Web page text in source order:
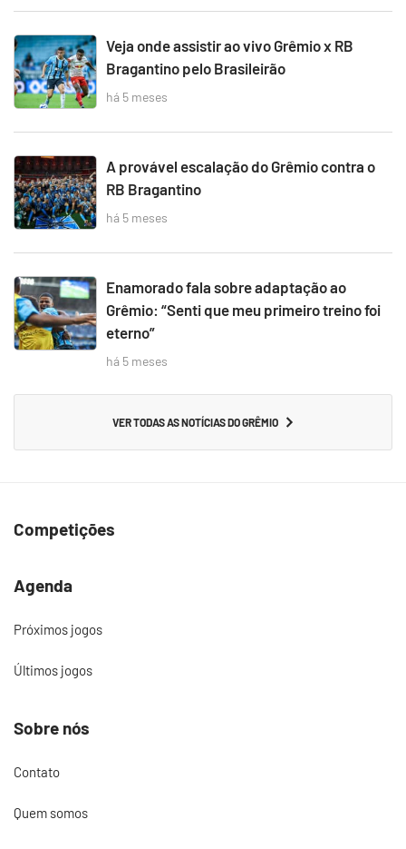
Veja onde assistir ao vivo Grêmio x RB
Bragantino pelo Brasileirão
há 5 meses
A provável escalação do Grêmio contra o
RB Bragantino
há 5 meses
Enamorado fala sobre adaptação ao
Grêmio: “Senti que meu primeiro treino foi
eterno”
há 5 meses
VER TODAS AS NOTÍCIAS DO GRÊMIO
Competições
Agenda
Próximos jogos
Últimos jogos
Sobre nós
Contato
Quem somos